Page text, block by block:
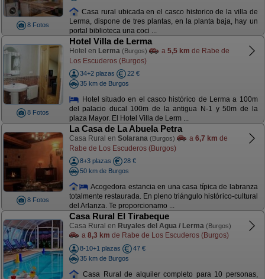
8 Fotos
Casa rural ubicada en el casco historico de la villa de
Lerma, dispone de tres plantas, en la planta baja, hay un
portal biblioteca una coci ...
8 Fotos
Hotel Villa de Lerma
Hotel en Lerma (Burgos) a 5,5 km de Rabe de
Los Escuderos (Burgos)
34+2 plazas
22 €
35 km de Burgos
Hotel situado en el casco histórico de Lerma a 100m
del palacio ducal 100m de la antigua N-1 y 50m de la
plaza Mayor. El Hotel Villa de Lerm ...
8 Fotos
La Casa de La Abuela Petra
Casa Rural en Solarana (Burgos) a 6,7 km de
Rabe de Los Escuderos (Burgos)
8+3 plazas
28 €
50 km de Burgos
Acogedora estancia en una casa típica de labranza
totalmente restaurada. En pleno triángulo histórico-cultural
del Arlanza. Te proporcionamo ...
Casa Rural El Tirabeque
Casa Rural en Ruyales del Agua / Lerma (Burgos)
a 8,3 km de Rabe de Los Escuderos (Burgos)
8-10+1 plazas
47 €
35 km de Burgos
Casa Rural de alquiler completo para 10 personas,